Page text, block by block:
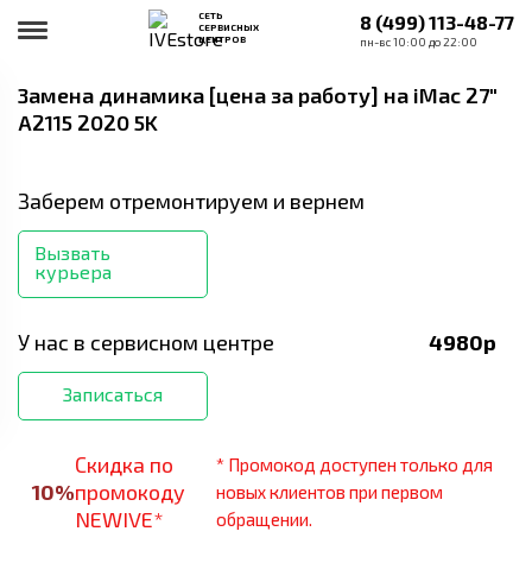
СЕТЬ
СЕРВИСНЫХ
ЦЕНТРОВ
8 (499) 113-48-77
пн-вс 10:00 до 22:00
Замена динамика [цена за работу] на iMac 27"
A2115 2020 5K
Заберем отремонтируем и вернем
Вызвать
курьера
У нас в сервисном центре 4980р
Записаться
10%
Скидка по
промокоду
NEWIVE*
* Промокод доступен только для
новых клиентов при первом
обращении.